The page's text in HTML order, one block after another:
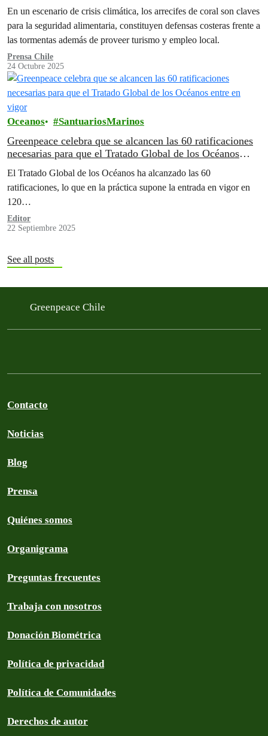
En un escenario de crisis climática, los arrecifes de coral son claves
para la seguridad alimentaria, constituyen defensas costeras frente a
las tormentas además de proveer turismo y empleo local.
Prensa Chile
24 Octubre 2025
Oceanos SantuariosMarinos
Greenpeace celebra que se alcancen las 60 ratificaciones
necesarias para que el Tratado Global de los Océanos
El Tratado Global de los Océanos ha alcanzado las 60
ratificaciones, lo que en la práctica supone la entrada en vigor en
120…
Editor
22 Septiembre 2025
See all posts
Greenpeace Chile
Contacto
Noticias
Blog
Prensa
Quiénes somos
Organigrama
Preguntas frecuentes
Trabaja con nosotros
Donación Biométrica
Política de privacidad
Política de Comunidades
Derechos de autor